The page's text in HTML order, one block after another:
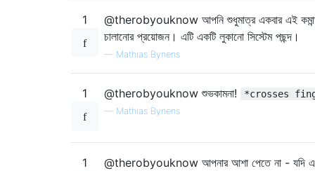
1
@therobyouknow আপনি শুধুমাত্র একবার এই
চালানোর প্রয়োজন। এটি একটি লুকানো সিস্টেম পছন্দ।
— Mathias Bynens
1 @therobyouknow শুভকামনা! *crosses
— Mathias Bynens
1
@therobyouknow আপনার আশা পেতে না - যদি